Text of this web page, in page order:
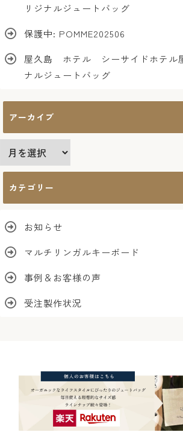
リジナルジュートバッグ
保護中: POMME202506
屋久島 ホテル シーサイドホテル
ナルジュートバッグ
アーカイブ
ー
カ
ブ
カテゴリー
お知らせ
マルチリンガルキーボード
事例＆お客様の声
受注製作状況